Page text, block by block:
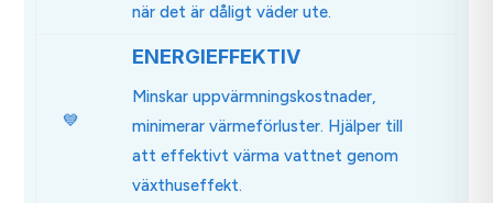
när det är dåligt väder ute.
💙
ENERGIEFFEKTIV
Minskar uppvärmningskostnader,
minimerar värmeförluster. Hjälper till
att effektivt värma vattnet genom
växthuseffekt.